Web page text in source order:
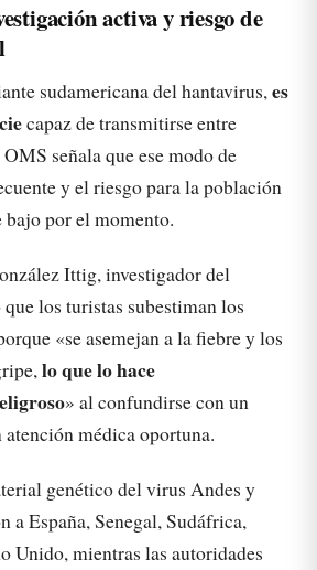
activa y riesgo de
sudamericana del hantavirus, es
capaz de transmitirse entre
señala que ese modo de
y el riesgo para la población
bajo por el momento.
Ittig, investigador del
los turistas subestiman los
«se asemejan a la fiebre y los
lo que lo hace
» al confundirse con un
médica oportuna.
genético del virus Andes y
a España, Senegal, Sudáfrica,
Unido, mientras las autoridades